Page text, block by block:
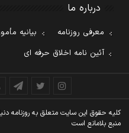
درباره ما
معرفی روزنامه
بیانیه
آئین نامه اخلاق حرفه ای
کليه حقوق اين سايت متعلق به روزنامه
منبع بلامانع است